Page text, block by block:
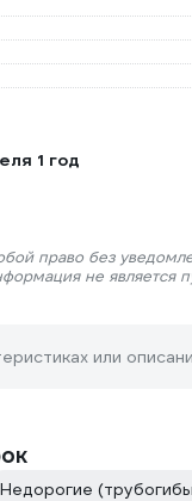
1 год
право без
не является
или
Недорогие